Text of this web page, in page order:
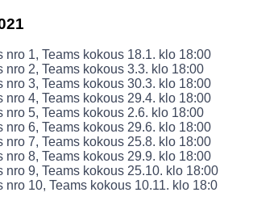
nro 1, Teams kokous 18.1. klo 18:00
nro 2, Teams kokous 3.3. klo 18:00
nro 3, Teams kokous 30.3. klo 18:00
nro 4, Teams kokous 29.4. klo 18:00
nro 5, Teams kokous 2.6. klo 18:00
nro 6, Teams kokous 29.6. klo 18:00
nro 7, Teams kokous 25.8. klo 18:00
nro 8, Teams kokous 29.9. klo 18:00
nro 9, Teams kokous 25.10. klo 18:00
nro 10, Teams kokous 10.11. klo 18:0